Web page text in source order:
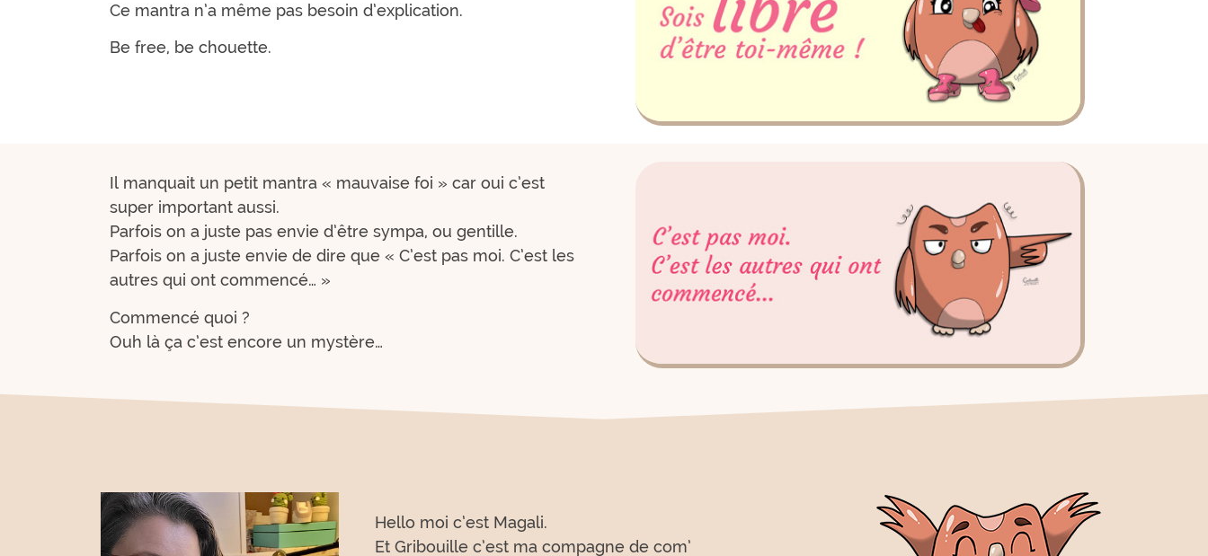
Ce mantra n’a même pas besoin d’explication.
Be free, be chouette.
Il manquait un petit mantra « mauvaise foi » car oui c’est
super important aussi.
Parfois on a juste pas envie d’être sympa, ou gentille.
Parfois on a juste envie de dire que « C’est pas moi. C’est les
autres qui ont commencé… »
Commencé quoi ?
Ouh là ça c’est encore un mystère…
Hello moi c’est Magali.
Et Gribouille c’est ma compagne de com’